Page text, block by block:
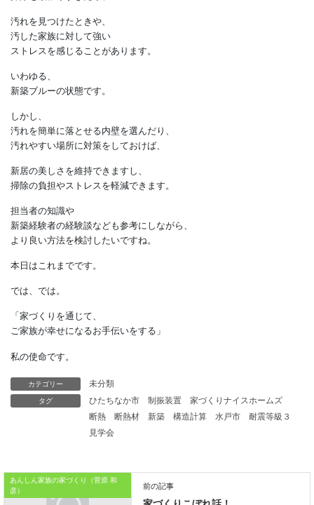
掃除のコツを研究するのもいいですね。
■汚れにくく掃除しやすく
住み始めたばかりの新居の内壁は、
汚れ一つ無く、
惚れ惚れするほど美しいものです。
だからこそ、
その状態を維持するために
掃除を頑張りすぎたり、
汚れを見つけたときや、
汚した家族に対して強い
ストレスを感じることがあります。
いわゆる、
新築ブルーの状態です。
しかし、
汚れを簡単に落とせる内壁を選んだり、
汚れやすい場所に対策をしておけば、
新居の美しさを維持できますし、
掃除の負担やストレスを軽減できます。
新築経験者の経験談なども参考にしながら、
本日はこれまでです。
カテゴリー
未分類
タグ
ひたちなか市 制振装置
家づくりナイスホームズ
断熱
断熱材 新築 構造計算 水戸市
耐震等級３
見学会
あんしん家族の家づくり（菅原 和
彦）